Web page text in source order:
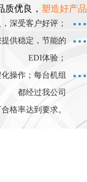
质优良， 塑造好产品
深受客户好评；
供稳定，节能的
EDI体验；
操作；每台机组
都经过我公司
格率达到要求。